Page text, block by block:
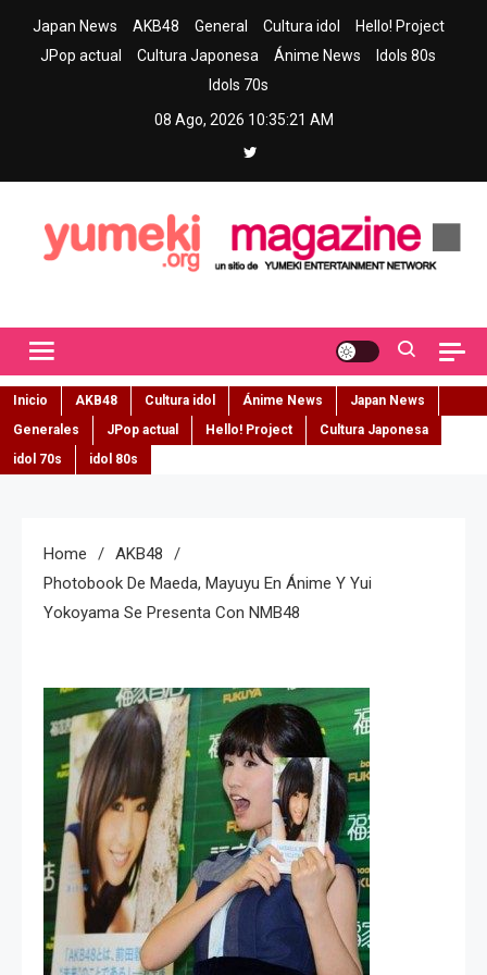
Japan News AKB48 General Cultura idol
Hello! Project
JPop actual
Cultura Japonesa Ánime News
Idols 80s
Idols 70s
08 Ago, 2026 10:35:22 AM
Inicio AKB48 Cultura idol Ánime News
Japan News
Generales
JPop actual Hello! Project
Cultura Japonesa
idol 70s
idol 80s
Home
AKB48
Photobook De Maeda, Mayuyu En Ánime Y Yui
Yokoyama Se Presenta Con NMB48